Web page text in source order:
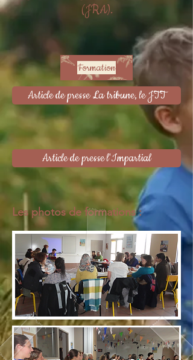
(JRA).
Formation
Article de presse La tribune, le JTT
Article de presse l'Impartial
Les photos de formations :